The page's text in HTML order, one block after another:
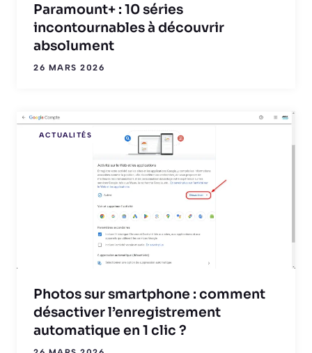
Paramount+ : 10 séries
incontournables à découvrir
absolument
26 MARS 2026
ACTUALITÉS
Photos sur smartphone : comment
désactiver l’enregistrement
automatique en 1 clic ?